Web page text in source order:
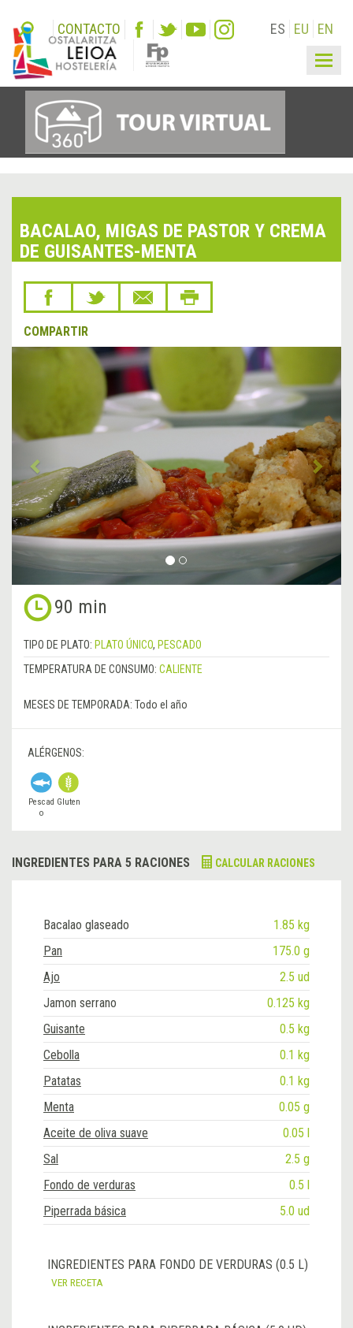
CONTACTO ES EU EN
BACALAO, MIGAS DE PASTOR Y CREMA
DE GUISANTES-MENTA
COMPARTIR
&lsaquo;
Anterior
90 min
TIPO DE PLATO: PLATO ÚNICO, PESCADO
TEMPERATURA DE CONSUMO: CALIENTE
MESES DE TEMPORADA: Todo el año
ALÉRGENOS:
Pescad
o
Gluten
INGREDIENTES PARA 5 RACIONES CALCULAR RACIONES
Bacalao glaseado
1.85 kg
Pan
175.0 g
Ajo
2.5 ud
Jamon serrano
0.125 kg
Guisante
0.5 kg
Cebolla
0.1 kg
Patatas
0.1 kg
Menta
0.05 g
Aceite de oliva suave
0.05 l
Sal
2.5 g
Fondo de verduras
0.5 l
Piperrada básica
5.0 ud
INGREDIENTES PARA FONDO DE VERDURAS (0.5 L)
VER RECETA